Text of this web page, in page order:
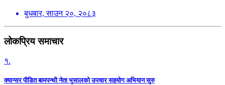
बुधबार, साउन २०, २०८३
लोकप्रिय समाचार
१.
क्यान्सर पीडित बामपन्थी नेता भुसालकाे उपचार सहयोग अभियान सुरु